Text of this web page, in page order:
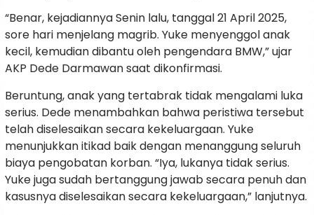
“Benar, kejadiannya Senin lalu, tanggal 21 April 2025,
sore hari menjelang magrib. Yuke menyenggol anak
kecil, kemudian dibantu oleh pengendara BMW,” ujar
AKP Dede Darmawan saat dikonfirmasi.
Beruntung, anak yang tertabrak tidak mengalami luka
serius. Dede menambahkan bahwa peristiwa tersebut
telah diselesaikan secara kekeluargaan. Yuke
menunjukkan itikad baik dengan menanggung seluruh
biaya pengobatan korban. “Iya, lukanya tidak serius.
Yuke juga sudah bertanggung jawab secara penuh dan
kasusnya diselesaikan secara kekeluargaan,” lanjutnya.